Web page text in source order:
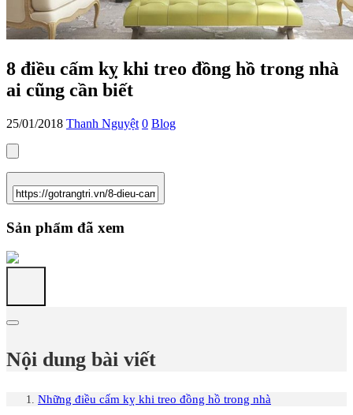
8 điều cấm kỵ khi treo đồng hồ trong nhà
ai cũng cần biết
25/01/2018 Thanh Nguyệt 0 Blog
Sản phẩm đã xem
Nội dung bài viết
Những điều cấm kỵ khi treo đồng hồ trong nhà